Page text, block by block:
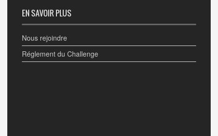
EN SAVOIR PLUS
Nous rejoindre
Réglement du Challenge